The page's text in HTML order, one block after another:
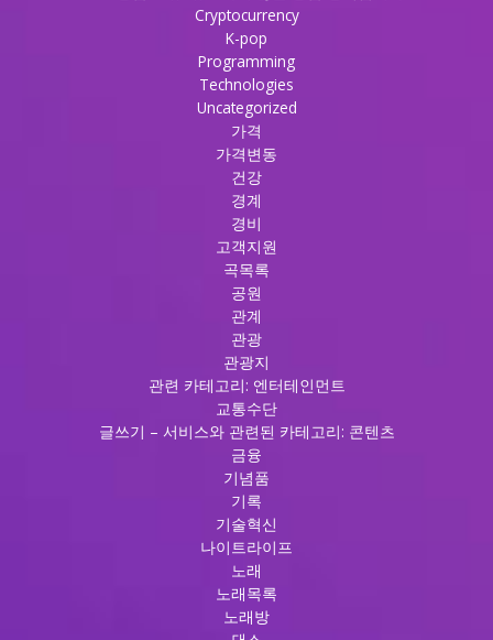
Cryptocurrency
K-pop
Programming
Technologies
Uncategorized
가격
가격변동
건강
경계
경비
고객지원
곡목록
공원
관계
관광
관광지
관련 카테고리: 엔터테인먼트
교통수단
글쓰기 – 서비스와 관련된 카테고리: 콘텐츠
금융
기념품
기록
기술혁신
나이트라이프
노래
노래목록
노래방